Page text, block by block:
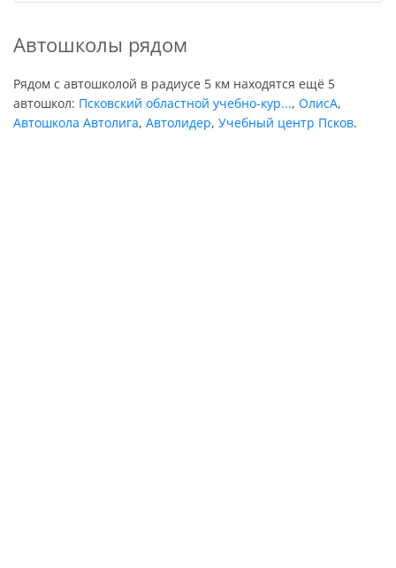
Автошколы рядом
Рядом с автошколой в радиусе 5 км находятся ещё 5
автошкол: Псковский областной учебно-кур..., ОлисА,
Автошкола Автолига, Автолидер, Учебный центр Псков.